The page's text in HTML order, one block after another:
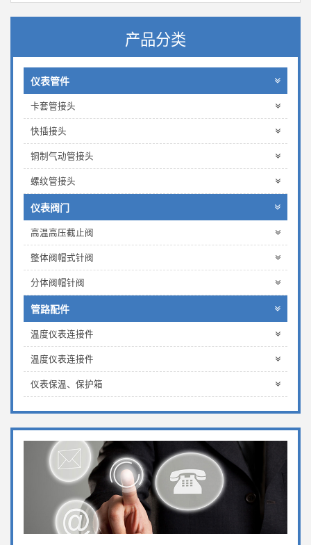
产品分类
仪表管件
卡套管接头
快插接头
铜制气动管接头
螺纹管接头
仪表阀门
高温高压截止阀
整体阀帽式针阀
分体阀帽针阀
管路配件
温度仪表连接件
温度仪表连接件
仪表保温、保护箱